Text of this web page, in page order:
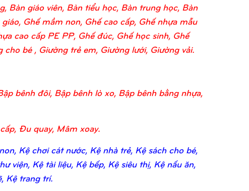
Bàn giáo viên, Bàn tiểu học, Bàn trung học, Bàn
Ghế mầm non, Ghế cao cấp, Ghế nhựa mẫu
cao cấp PE PP, Ghế đúc, Ghế học sinh, Ghế
bé , Giường trẻ em, Giường lưới, Giường vải.
bênh đôi, Bập bênh lò xo, Bập bênh bằng nhựa,
Đu quay, Mâm xoay.
Kệ chơi cát nước, Kệ nhà trẻ, Kệ sách cho bé,
viện, Kệ tài liệu, Kệ bếp, Kệ siêu thị, Kệ nấu ăn,
Kệ trang trí.